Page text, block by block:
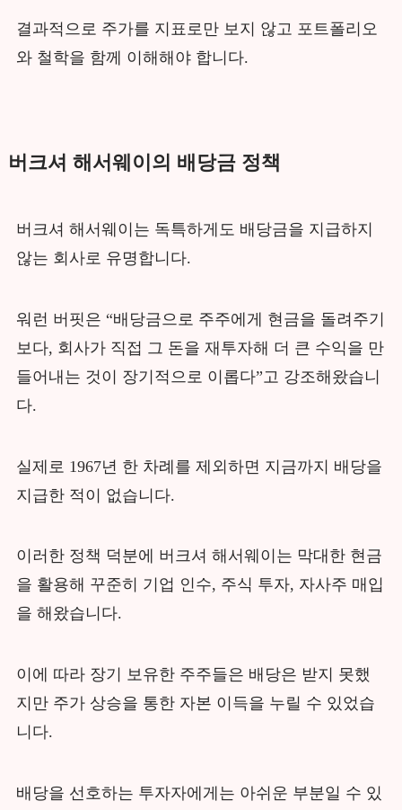
결과적으로 주가를 지표로만 보지 않고 포트폴리오
와 철학을 함께 이해해야 합니다.
버크셔 해서웨이의 배당금 정책
버크셔 해서웨이는 독특하게도 배당금을 지급하지
않는 회사로 유명합니다.
워런 버핏은 “배당금으로 주주에게 현금을 돌려주기
보다, 회사가 직접 그 돈을 재투자해 더 큰 수익을 만
들어내는 것이 장기적으로 이롭다”고 강조해왔습니
다.
실제로 1967년 한 차례를 제외하면 지금까지 배당을
지급한 적이 없습니다.
이러한 정책 덕분에 버크셔 해서웨이는 막대한 현금
을 활용해 꾸준히 기업 인수, 주식 투자, 자사주 매입
을 해왔습니다.
이에 따라 장기 보유한 주주들은 배당은 받지 못했
지만 주가 상승을 통한 자본 이득을 누릴 수 있었습
니다.
배당을 선호하는 투자자에게는 아쉬운 부분일 수 있